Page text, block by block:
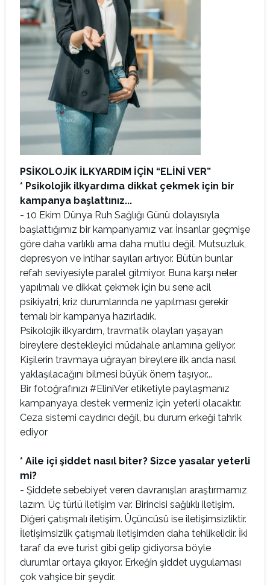
PSİKOLOJİK İLKYARDIM İÇİN “ELİNİ VER”
* Psikolojik ilkyardıma dikkat çekmek için bir
kampanya başlattınız...
- 10 Ekim Dünya Ruh Sağlığı Günü dolayısıyla
başlattığımız bir kampanyamız var. İnsanlar geçmişe
göre daha varlıklı ama daha mutlu değil. Mutsuzluk,
depresyon ve intihar sayıları artıyor. Bütün bunlar
refah seviyesiyle paralel gitmiyor. Buna karşı neler
yapılmalı ve dikkat çekmek için bu sene acil
psikiyatri, kriz durumlarında ne yapılması gerekir
temalı bir kampanya hazırladık.
Psikolojik ilkyardım, travmatik olayları yaşayan
bireylere destekleyici müdahale anlamına geliyor.
Kişilerin travmaya uğrayan bireylere ilk anda nasıl
yaklaşılacağını bilmesi büyük önem taşıyor...
Bir fotoğrafınızı #EliniVer etiketiyle paylaşmanız
kampanyaya destek vermeniz için yeterli olacaktır.
Ceza sistemi caydırıcı değil, bu durum erkeği tahrik
ediyor
* Aile içi şiddet nasıl biter? Sizce yasalar yeterli
mi?
- Şiddete sebebiyet veren davranışları araştırmamız
lazım. Üç türlü iletişim var. Birincisi sağlıklı iletişim.
Diğeri çatışmalı iletişim. Üçüncüsü ise iletişimsizliktir.
İletişimsizlik çatışmalı iletişimden daha tehlikelidir. İki
taraf da eve turist gibi gelip gidiyorsa böyle
durumlar ortaya çıkıyor. Erkeğin şiddet uygulaması
çok vahşice bir şeydir.